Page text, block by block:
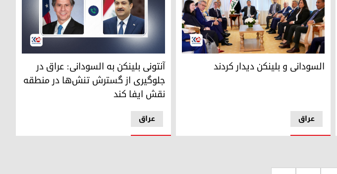
ریاض. 23 اکتبر 2024 – عکس:ای اف پی
نشست محمد شیاع السودانی نخست وزیر عراق و آنتونی بلینکن، وزیر امور خارجه آمریکا
عراق
السودانی و بلینکن دیدار کردند محمد شیاع السودانی، نخست وزیر عراق و آنتونی
عراق
آنتونی بلینکن به السودانی: عراق در
جلوگیری از گسترش تنش‌ها در منطقه
نقش ایفا کند